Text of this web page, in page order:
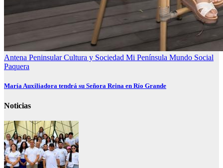
Antena PeninsularCultura y Sociedad Mi Península Mundo Social
Paquera
María Auxiliadora tendrá su Señora Reina en Río Grande
Noticias